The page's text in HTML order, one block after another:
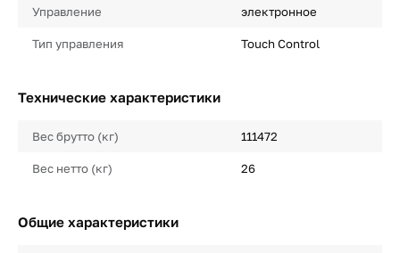
Управление электронное
Тип управления Touch Control
Технические характеристики
Вес брутто (кг) 111472
Вес нетто (кг) 26
Общие характеристики